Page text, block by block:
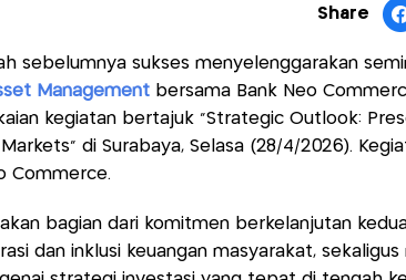
Share
sebelumnya sukses menyelenggarakan
Managementbersama Bank Neo
kegiatan bertajuk “Strategic Outlook:
di Surabaya, Selasa (28/4/2026).
Commerce.
bagian dari komitmen berkelanjutan
dan inklusi keuangan masyarakat,